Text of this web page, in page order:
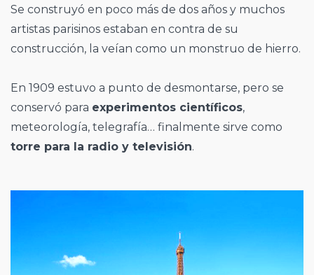
Se construyó en poco más de dos años y muchos
artistas parisinos estaban en contra de su
construcción, la veían como un monstruo de hierro.
En 1909 estuvo a punto de desmontarse, pero se
conservó para experimentos científicos,
meteorología, telegrafía… finalmente sirve como
torre para la radio y televisión.